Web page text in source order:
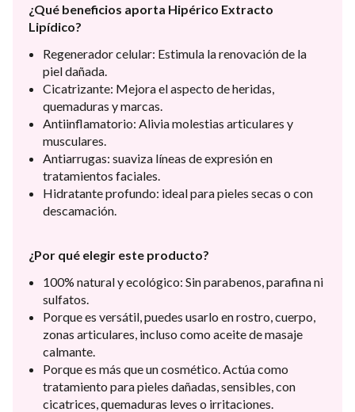
¿Qué beneficios aporta Hipérico Extracto
Lipídico?
Regenerador celular: Estimula la renovación de la
piel dañada.
Cicatrizante: Mejora el aspecto de heridas,
quemaduras y marcas.
Antiinflamatorio: Alivia molestias articulares y
musculares.
Antiarrugas: suaviza líneas de expresión en
tratamientos faciales.
Hidratante profundo: ideal para pieles secas o con
descamación.
¿Por qué elegir este producto?
100% natural y ecológico: Sin parabenos, parafina ni
sulfatos.
Porque es versátil, puedes usarlo en rostro, cuerpo,
zonas articulares, incluso como aceite de masaje
calmante.
Porque es más que un cosmético. Actúa como
tratamiento para pieles dañadas, sensibles, con
cicatrices, quemaduras leves o irritaciones.